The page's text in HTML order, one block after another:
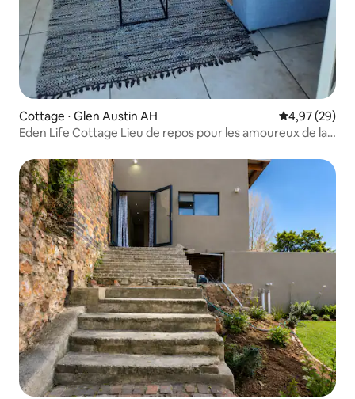
Cottage ⋅ Glen Austin AH Évaluation
4,97 (29)
Eden Life Cottage Lieu de repos pour les amoureux de la